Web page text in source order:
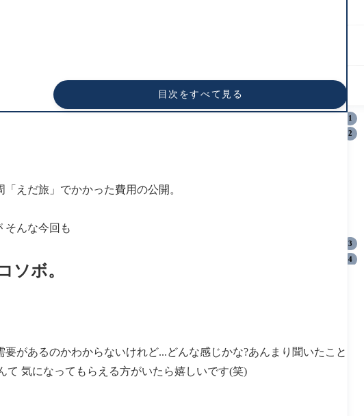
目次をすべて見る
えだ旅」でかかった費用の公開。
そんな今回も
ソボ。
があるのかわからないけれど...どんな感じかな?あんまり聞いたこと
て 気になってもらえる方がいたら嬉しいです(笑)